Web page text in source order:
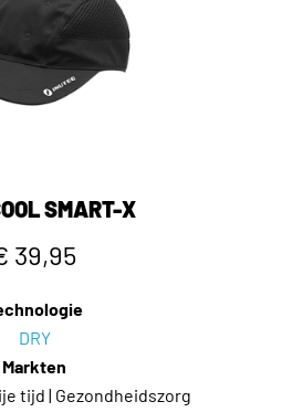
SMART-X
39,95
DRY
Markten
tijd | Gezondheidszorg